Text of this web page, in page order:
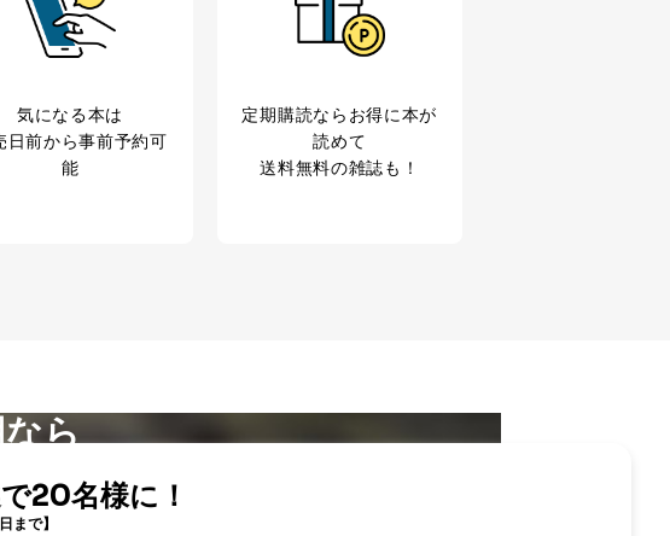
気になる本は
日前から事前予約可
能
定期購読なら お得に本が
読めて
送料無料の雑誌も！
ら
の雑誌